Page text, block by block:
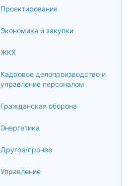
Проектирование
Экономика и закупки
ЖКХ
Кадровое делопроизводство и
управление персоналом
Гражданская оборона
Энергетика
Другое/прочее
Управление